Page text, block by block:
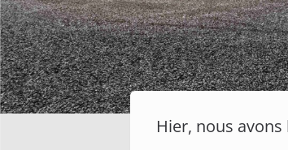
Hier, nous avons